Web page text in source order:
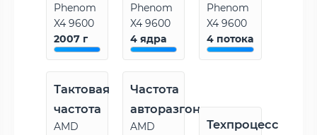
Phenom
X4 9600
2007 г
Phenom
X4 9600
4 ядра
Phenom
X4 9600
4 потока
Тактовая
частота
AMD
Частота
авторазгона
AMD
Техпроцесс